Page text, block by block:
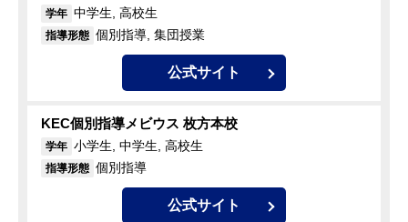
学年 中学生, 高校生
指導形態 個別指導, 集団授業
公式サイト
KEC個別指導メビウス 枚方本校
学年 小学生, 中学生, 高校生
指導形態 個別指導
公式サイト